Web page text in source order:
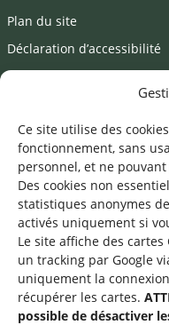
Ce site utilise des
fonctionnement, sans
personnel, et ne
Des cookies non
statistiques anonymes
activés uniquement si
Le site affiche des
un tracking par Google
uniquement la
récupérer les cartes.
possible de désactiver
Plan du site
Déclaration d’accessibilité
Mentions légales
Une offre du
Service national de la